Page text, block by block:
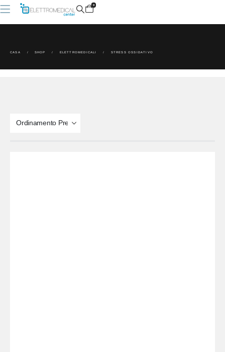
0
CASA SHOP ELETTROMEDICALI STRESS OSSIDATIVO